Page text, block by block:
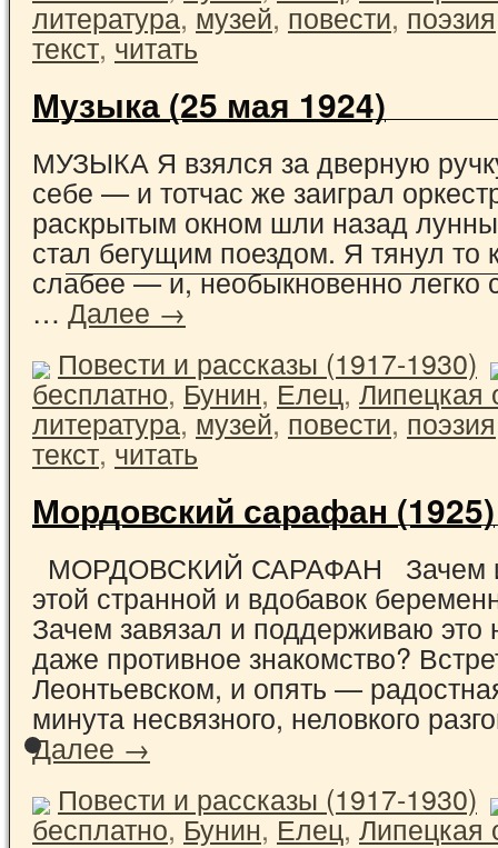
литература,музей,повести,поэзия
текст,читать
Музыка (25 мая 1924)
МУЗЫКА Я взялся за дверную
себе — и тотчас же заиграл
раскрытым окном шли назад
стал бегущим поездом. Я тянул то
слабее — и, необыкновенно легко
… Далее →
Повести и рассказы (1917-1930)
бесплатно,Бунин,Елец,Липецкая
литература,музей,повести,поэзия
текст,читать
Мордовский сарафан (1925)
МОРДОВСКИЙ САРАФАН Зачем
этой странной и вдобавок
Зачем завязал и поддерживаю это
даже противное знакомство?
Леонтьевском, и опять —
минута несвязного, неловкого
Далее →
Повести и рассказы (1917-1930)
бесплатно,Бунин,Елец,Липецкая